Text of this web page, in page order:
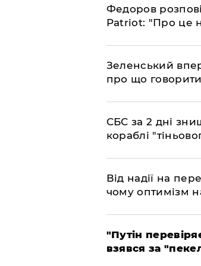
​Федоров
Patriot: "Про це
​Зеленський
про що
​СБС за 2 дні
кораблі
​Від надії на
чому оптимізм
​"Путін
взявся за